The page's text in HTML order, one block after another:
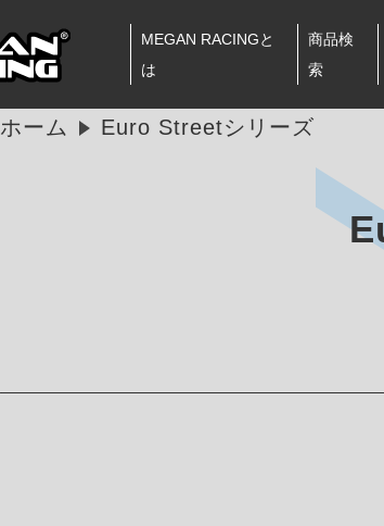
MEGAN RACINGと
は
商品検
索
ホーム Euro Streetシリーズ